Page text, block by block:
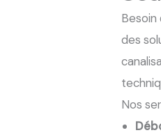
Besoin
des
Nos